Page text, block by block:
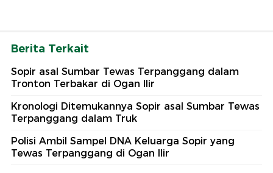
Berita Terkait
Sopir asal Sumbar Tewas Terpanggang dalam
Tronton Terbakar di Ogan Ilir
Kronologi Ditemukannya Sopir asal Sumbar Tewas
Terpanggang dalam Truk
Polisi Ambil Sampel DNA Keluarga Sopir yang
Tewas Terpanggang di Ogan Ilir